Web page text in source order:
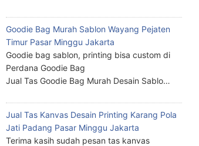
Goodie Bag Murah Sablon Wayang Pejaten
Timur Pasar Minggu Jakarta
Goodie bag sablon, printing bisa custom di
Perdana Goodie Bag
Jual Tas Goodie Bag Murah Desain Sablo…
Jual Tas Kanvas Desain Printing Karang Pola
Jati Padang Pasar Minggu Jakarta
Terima kasih sudah pesan tas kanvas